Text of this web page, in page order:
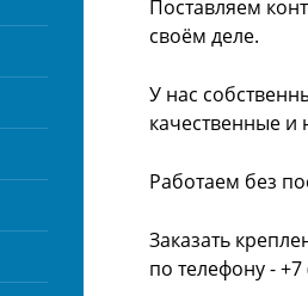
Поставляем
своём деле.
У нас
качественные и
Работаем без
Заказать
по телефону -